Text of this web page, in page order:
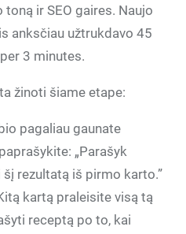
ir SEO gaires. Naujo
anksčiau užtrukdavo 45
3 minutes.
žinoti šiame etape:
pagaliau gaunate
„Parašyk
rezultatą iš pirmo karto.”
kartą praleisite visą tą
receptą po to, kai